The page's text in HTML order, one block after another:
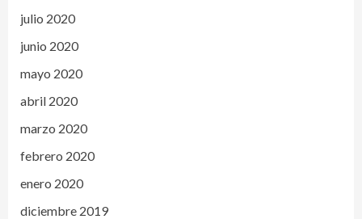
julio 2020
junio 2020
mayo 2020
abril 2020
marzo 2020
febrero 2020
enero 2020
diciembre 2019